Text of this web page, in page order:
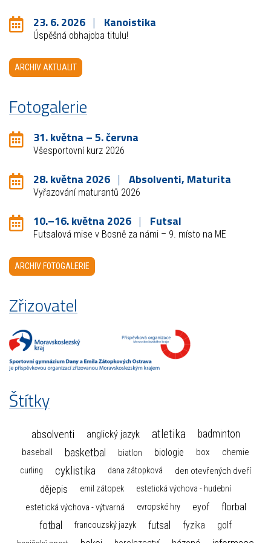
23. 6. 2026 Kanoistika
Úspěšná obhajoba titulu!
ARCHIV AKTUALIT
Fotogalerie
31. května – 5. června
Všesportovní kurz 2026
28. května 2026 Absolventi, Maturita
Vyřazování maturantů 2026
10.–16. května 2026 Futsal
Futsalová mise v Bosně za námi – 9. místo na ME
ARCHIV FOTOGALERIE
Zřizovatel
Štítky
absolventi anglický jazyk atletika badminton
baseball basketbal biatlon biologie box chemie
curling cyklistika dana zátopková den otevřených dveří
dějepis emil zátopek estetická výchova - hudební
estetická výchova - výtvarná evropské hry eyof florbal
fotbal francouzský jazyk futsal fyzika golf